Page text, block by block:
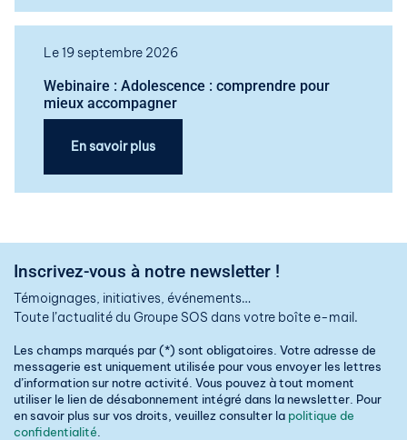
Le 19 septembre 2026
Webinaire : Adolescence : comprendre pour
mieux accompagner
En savoir plus
Inscrivez-vous à notre newsletter !
Témoignages, initiatives, événements…
Toute l’actualité du Groupe SOS dans votre boîte e-mail.
Les champs marqués par (*) sont obligatoires. Votre adresse de
messagerie est uniquement utilisée pour vous envoyer les lettres
d’information sur notre activité. Vous pouvez à tout moment
utiliser le lien de désabonnement intégré dans la newsletter. Pour
en savoir plus sur vos droits, veuillez consulter la politique de
confidentialité